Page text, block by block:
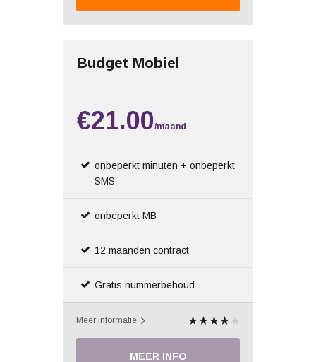
Budget Mobiel
€21.00/maand
onbeperkt minuten + onbeperkt
SMS
onbeperkt MB
12 maanden contract
Gratis nummerbehoud
Meer informatie
MEER INFO